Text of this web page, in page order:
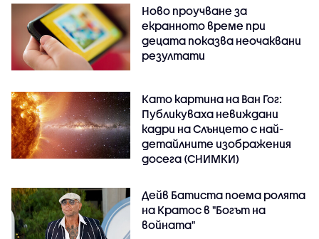
Ново проучване за
екранното време при
децата показва неочаквани
резултати
Като картина на Ван Гог:
Публикуваха невиждани
кадри на Слънцето с най-
детайлните изображения
досега (СНИМКИ)
Дейв Батиста поема ролята
на Кратос в "Богът на
войната"